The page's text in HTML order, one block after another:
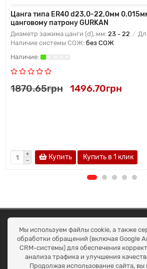
Цанга типа ER40 d23,0-22,0мм
цанговому патрону GURKAN
Диаметр зажима цанги (d), мм: 23 - 22
Наличие системы СОЖ: без СОЖ
1870.65грн 1496.70грн
Купить Купить в 1 клик
ОКЕАН ТРЕЙД
Договір публичної оферти
Доставка та оплата
Наші контакти
Умови повернення
Мы используем файлы cookie, а также
обработки обращений (включая Google
CRM-системы) для обеспечения
анализа трафика и улучшения
Продолжая использование сайта,